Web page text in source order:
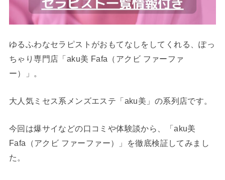
ゆるふわなセラピストがおもてなしをしてくれる、ぽっ
ちゃり専門店「aku美 Fafa（アクビ ファーファ
ー）」。
大人気ミセス系メンズエステ「aku美」の系列店です。
今回は爆サイなどの口コミや体験談から、「aku美
Fafa（アクビ ファーファー）」を徹底検証してみまし
た。